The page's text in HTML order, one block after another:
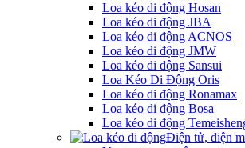
Loa kéo di động Hosan
Loa kéo di động JBA
Loa kéo di động ACNOS
Loa kéo di động JMW
Loa kéo di động Sansui
Loa Kéo Di Động Oris
Loa kéo di động Ronamax
Loa kéo di động Bosa
Loa kéo di động
Điện tử, điện